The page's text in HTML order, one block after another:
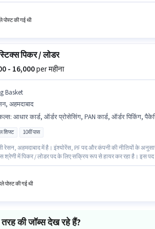
सैलरी उपलब्ध है।
पोस्ट की गई थी
पिकर / लोडर
- 16,000per महीना
Basket
अहमदाबाद
: आधार कार्ड, ऑर्डर प्रोसेसिंग, PAN कार्ड, ऑर्डर पिकिंग, पैकेजिंग और
शिफ्ट 10वीं पास
रेसन, अहमदाबाद में है। इंश्योरेंस, PF पद और कंपनी की नीतियों के
श्रेणी में पिकर / लोडर पद के लिए सक्रिय रूप से हायर कर रहा है। इस
पोस्ट की गई थी
की जॉब्स देख रहे हैं?